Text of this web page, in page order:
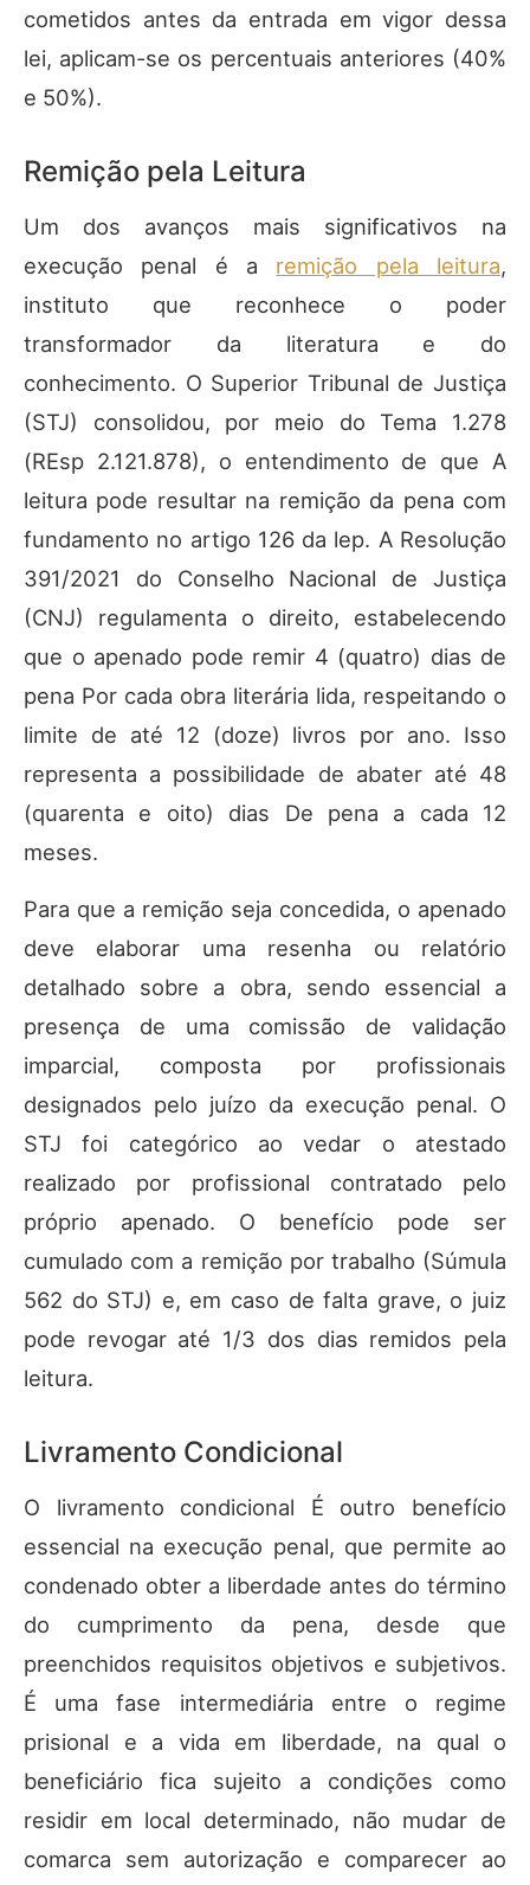
cometidos antes da entrada em vigor dessa
lei, aplicam-se os percentuais anteriores (40%
e 50%).
Remição pela Leitura
Um dos avanços mais significativos na
execução penal é a remição pela leitura,
instituto que reconhece o poder
transformador da literatura e do
conhecimento. O Superior Tribunal de Justiça
(STJ) consolidou, por meio do Tema 1.278
(REsp 2.121.878), o entendimento de que A
leitura pode resultar na remição da pena com
fundamento no artigo 126 da lep. A Resolução
391/2021 do Conselho Nacional de Justiça
(CNJ) regulamenta o direito, estabelecendo
que o apenado pode remir 4 (quatro) dias de
pena Por cada obra literária lida, respeitando o
limite de até 12 (doze) livros por ano. Isso
representa a possibilidade de abater até 48
(quarenta e oito) dias De pena a cada 12
meses.
Para que a remição seja concedida, o apenado
deve elaborar uma resenha ou relatório
detalhado sobre a obra, sendo essencial a
presença de uma comissão de validação
imparcial, composta por profissionais
designados pelo juízo da execução penal. O
STJ foi categórico ao vedar o atestado
realizado por profissional contratado pelo
próprio apenado. O benefício pode ser
cumulado com a remição por trabalho (Súmula
562 do STJ) e, em caso de falta grave, o juiz
pode revogar até 1/3 dos dias remidos pela
leitura.
Livramento Condicional
O livramento condicional É outro benefício
essencial na execução penal, que permite ao
condenado obter a liberdade antes do término
do cumprimento da pena, desde que
preenchidos requisitos objetivos e subjetivos.
É uma fase intermediária entre o regime
prisional e a vida em liberdade, na qual o
beneficiário fica sujeito a condições como
residir em local determinado, não mudar de
comarca sem autorização e comparecer ao